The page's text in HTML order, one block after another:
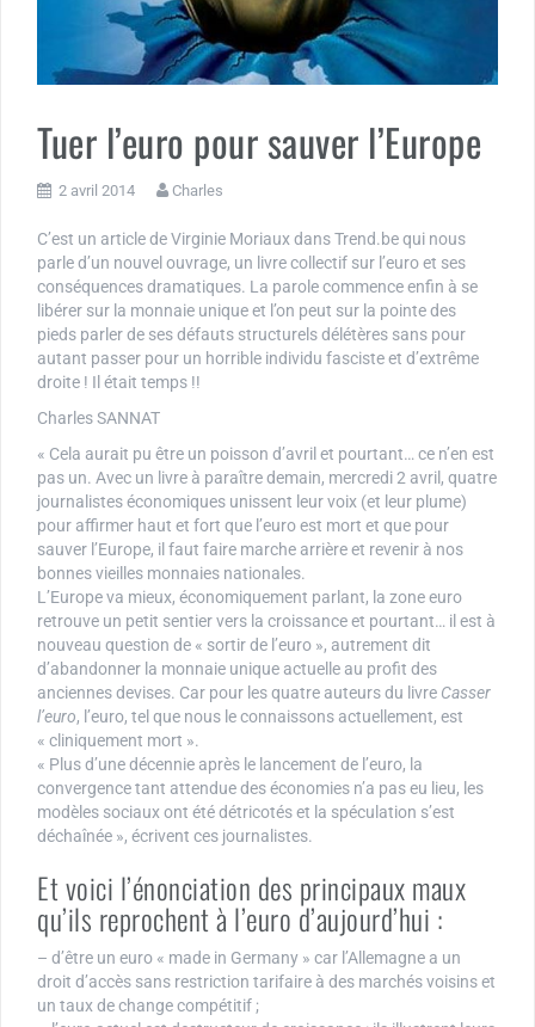
Tuer l’euro pour sauver l’Europe
2 avril 2014 Charles
C’est un article de Virginie Moriaux dans Trend.be qui nous
parle d’un nouvel ouvrage, un livre collectif sur l’euro et ses
conséquences dramatiques. La parole commence enfin à se
libérer sur la monnaie unique et l’on peut sur la pointe des
pieds parler de ses défauts structurels délétères sans pour
autant passer pour un horrible individu fasciste et d’extrême
droite ! Il était temps !!
Charles SANNAT
« Cela aurait pu être un poisson d’avril et pourtant… ce n’en est
pas un. Avec un livre à paraître demain, mercredi 2 avril, quatre
journalistes économiques unissent leur voix (et leur plume)
pour affirmer haut et fort que l’euro est mort et que pour
sauver l’Europe, il faut faire marche arrière et revenir à nos
bonnes vieilles monnaies nationales.
L’Europe va mieux, économiquement parlant, la zone euro
retrouve un petit sentier vers la croissance et pourtant… il est à
nouveau question de « sortir de l’euro », autrement dit
d’abandonner la monnaie unique actuelle au profit des
anciennes devises. Car pour les quatre auteurs du livre Casser
l’euro, l’euro, tel que nous le connaissons actuellement, est
« cliniquement mort ».
« Plus d’une décennie après le lancement de l’euro, la
convergence tant attendue des économies n’a pas eu lieu, les
modèles sociaux ont été détricotés et la spéculation s’est
déchaînée », écrivent ces journalistes.
Et voici l’énonciation des principaux maux
qu’ils reprochent à l’euro d’aujourd’hui :
– d’être un euro « made in Germany » car l’Allemagne a un
droit d’accès sans restriction tarifaire à des marchés voisins et
un taux de change compétitif ;